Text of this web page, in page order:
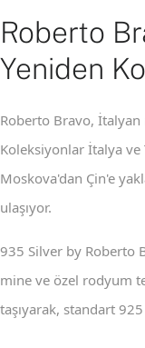
Roberto
Yeniden
Roberto Bravo,
Koleksiyonlar İtalya
Moskova'dan Çin'e
ulaşıyor.
935 Silver by Roberto
mine ve özel rodyum
taşıyarak, standart